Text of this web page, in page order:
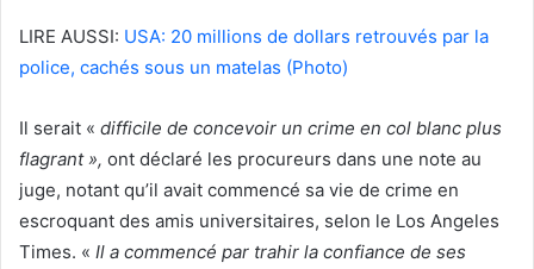
LIRE AUSSI: USA: 20 millions de dollars retrouvés par la
police, cachés sous un matelas (Photo)
Il serait « difficile de concevoir un crime en col blanc plus
flagrant », ont déclaré les procureurs dans une note au
juge, notant qu’il avait commencé sa vie de crime en
escroquant des amis universitaires, selon le Los Angeles
Times. « Il a commencé par trahir la confiance de ses